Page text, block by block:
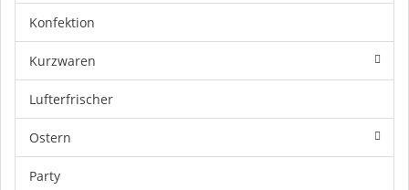
Konfektion
Kurzwaren
Lufterfrischer
Ostern
Party